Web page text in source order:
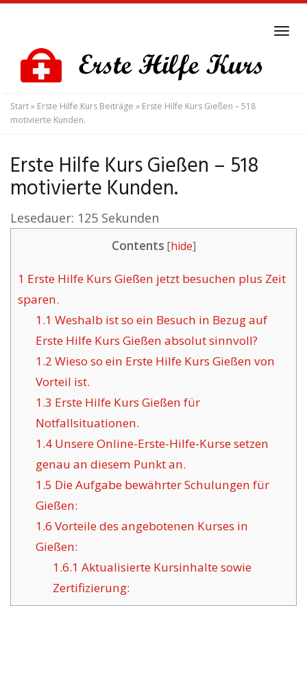
content
Start» Erste Hilfe Kurs Beiträge » Erste Hilfe Kurs Gießen – 518
motivierte Kunden.
Erste Hilfe Kurs Gießen – 518
motivierte Kunden.
Lesedauer: 125 Sekunden
Contents [hide]
1 Erste Hilfe Kurs Gießen jetzt besuchen plus Zeit
sparen.
1.1 Weshalb ist so ein Besuch in Bezug auf
Erste Hilfe Kurs Gießen absolut sinnvoll?
1.2 Wieso so ein Erste Hilfe Kurs Gießen von
Vorteil ist.
1.3 Erste Hilfe Kurs Gießen für
Notfallsituationen.
1.4Unsere Online-Erste-Hilfe-Kurse setzen
genau an diesem Punkt an.
1.5 Die Aufgabe bewährter Schulungen für
Gießen:
1.6 Vorteile des angebotenen Kurses in
Gießen:
1.6.1 Aktualisierte Kursinhalte sowie
Zertifizierung: